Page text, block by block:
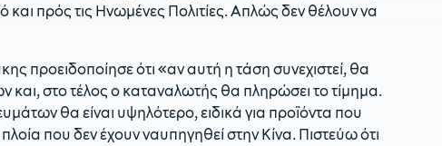
και πρός τις Ηνωμένες Πολιτίες. Απλώς δεν θέλουν να
προειδοποίησε ότι «αν αυτή η τάση συνεχιστεί, θα
και, στο τέλος ο καταναλωτής θα πληρώσει το τίμημα.
θα είναι υψηλότερο, ειδικά για προϊόντα που
που δεν έχουν ναυπηγηθεί στην Κίνα. Πιστεύω ότι